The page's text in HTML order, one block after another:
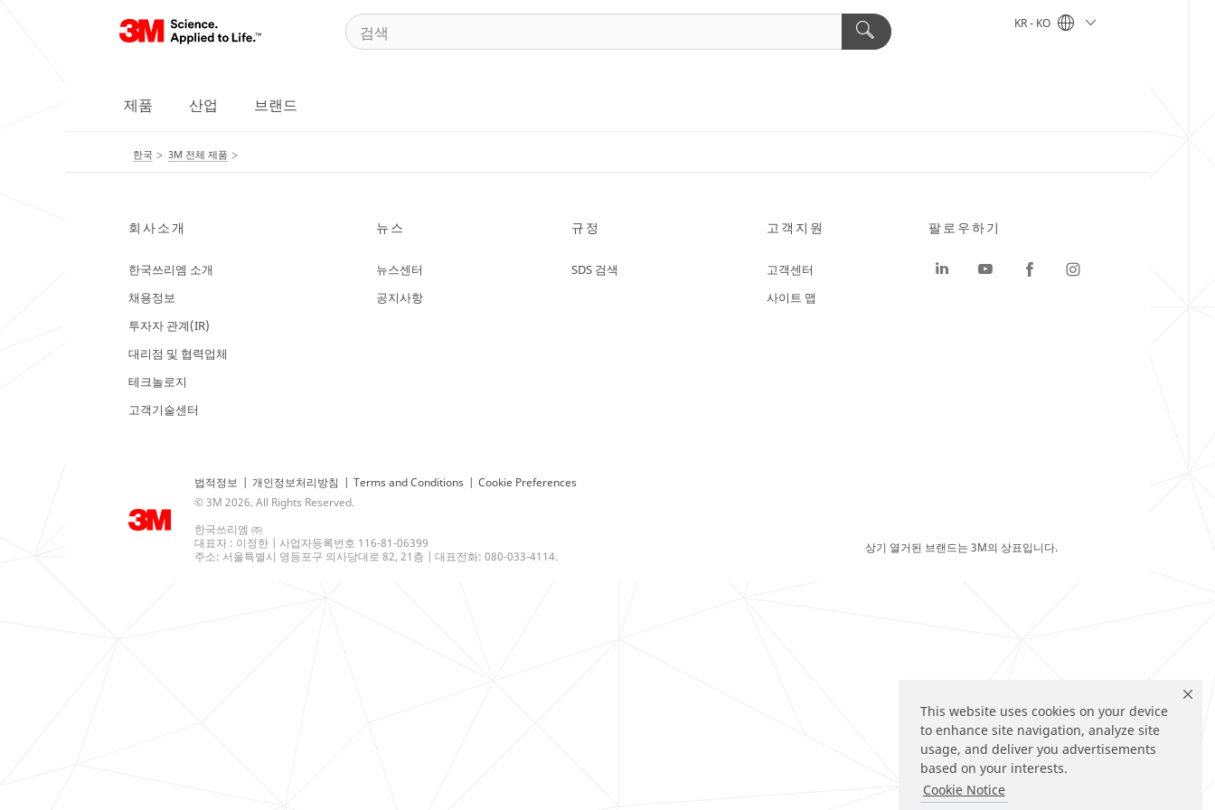
This website uses cookies on your device
to enhance site navigation, analyze site
usage, and deliver you advertisements
based on your interests.
Cookie Notice
KR - KO
제품 산업 브랜드
한국 3M 전체 제품
회사소개
한국쓰리엠 소개
채용정보
투자자 관계(IR)
대리점 및 협력업체
테크놀로지
고객기술센터
뉴스
뉴스센터
공지사항
규정
SDS 검색
고객지원
고객센터
사이트 맵
법적정보 | 개인정보처리방침 | Terms and Conditions | Cookie Preferences
© 3M 2026. All Rights Reserved.
한국쓰리엠 ㈜
대표자 : 이정한 | 사업자등록번호 116-81-06399
주소: 서울특별시 영등포구 의사당대로 82, 21층 | 대표전화: 080-033-4114.
팔로우하기
상기 열거된 브랜드는 3M의 상표입니다.